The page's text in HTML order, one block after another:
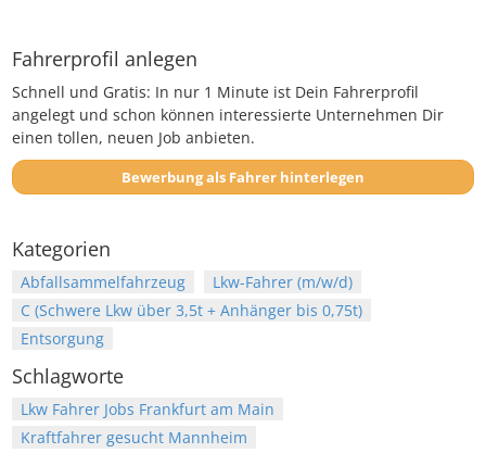
Fahrerprofil anlegen
Schnell und Gratis: In nur 1 Minute ist Dein Fahrerprofil
angelegt und schon können interessierte Unternehmen Dir
einen tollen, neuen Job anbieten.
Bewerbung als Fahrer hinterlegen
Kategorien
Abfallsammelfahrzeug
Lkw-Fahrer (m/w/d)
C (Schwere Lkw über 3,5t + Anhänger bis 0,75t)
Entsorgung
Schlagworte
Lkw Fahrer Jobs Frankfurt am Main
Kraftfahrer gesucht Mannheim